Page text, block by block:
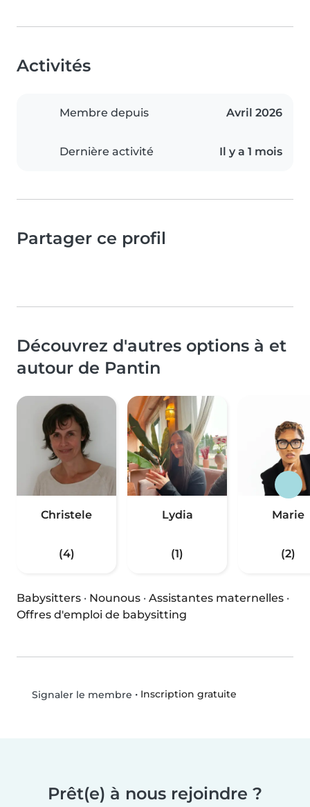
Activités
Membre depuis Avril 2026
Dernière activité Il y a 1 mois
Partager ce profil
Découvrez d'autres options à et
autour de Pantin
Christele
(4)
Lydia
(1)
Marie
(2)
Babysitters · Nounous · Assistantes maternelles ·
Offres d'emploi de babysitting
Signaler le membre • Inscription gratuite
Prêt(e) à nous rejoindre ?